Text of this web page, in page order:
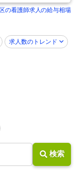
の看護師求人の給与相場
求人数のトレンド
検索